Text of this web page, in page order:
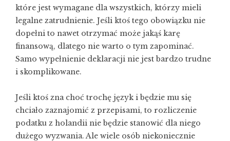
które jest wymagane dla wszystkich, którzy mieli
legalne zatrudnienie. Jeśli ktoś tego obowiązku nie
dopełni to nawet otrzymać może jakąś karę
finansową, dlatego nie warto o tym zapominać.
Samo wypełnienie deklaracji nie jest bardzo trudne
i skomplikowane.
Jeśli ktoś zna choć trochę język i będzie mu się
chciało zaznajomić z przepisami, to rozliczenie
podatku z holandii nie będzie stanowić dla niego
dużego wyzwania. Ale wiele osób niekoniecznie